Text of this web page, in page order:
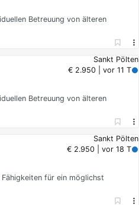
Betreuung von älteren
Sankt Pölten
€ 2.950 | vor 11 T
Betreuung von älteren
Sankt Pölten
€ 2.950 | vor 18 T
für ein möglichst